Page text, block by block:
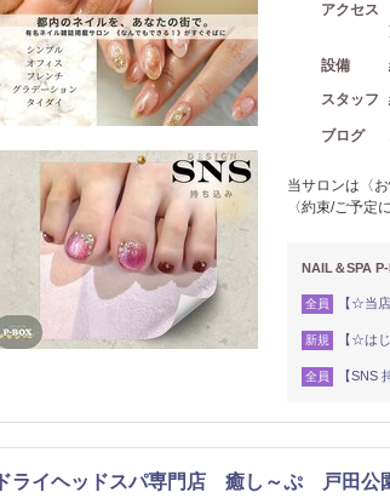
アクセス
設備
スタッフ
ブログ
当サロンは〈
〈約束/ご予
NAIL＆SPA
全員 【☆当
新規 【☆は
全員 【SNS
ドライヘッドスパ専門店 癒し～ぷ 戸田公